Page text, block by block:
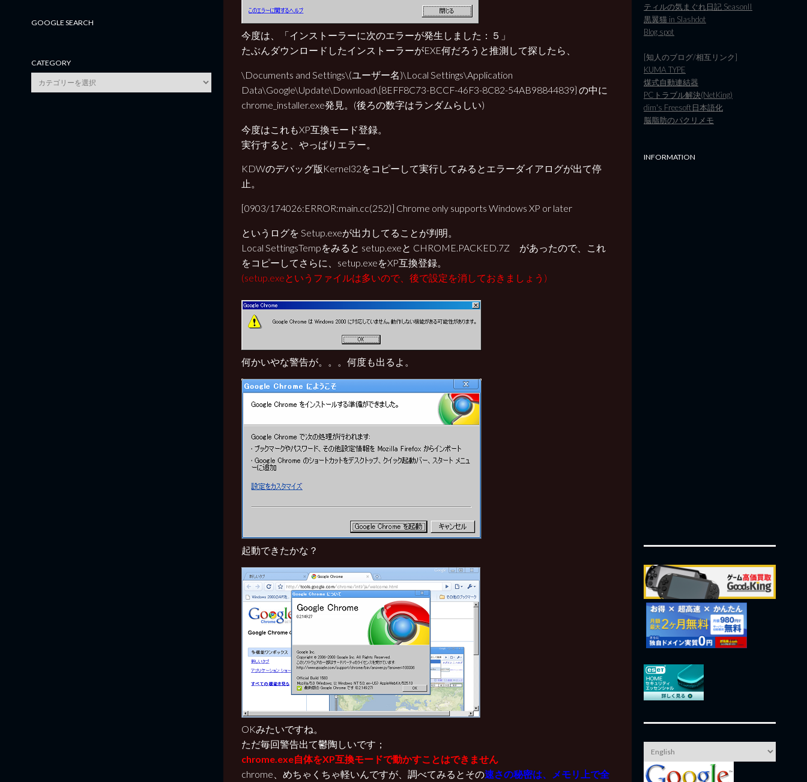
今度は、「インストーラーに次のエラーが発生しました：５」
たぶんダウンロードしたインストーラーがEXE何だろうと推測して探したら、
\Documents and Settings\(ユーザー名)\Local Settings\Application
Data\Google\Update\Download\{8EFF8C73-BCCF-46F3-8C82-54AB98844839} の中に
chrome_installer.exe発見。(後ろの数字はランダムらしい)
今度はこれもXP互換モード登録。
実行すると、やっぱりエラー。
KDWのデバッグ版Kernel32をコピーして実行してみるとエラーダイアログが出て停
止。
[0903/174026:ERROR:main.cc(252)] Chrome only supports Windows XP or later
というログを Setup.exeが出力してることが判明。
Local SettingsTempをみると setup.exeと CHROME.PACKED.7Z があったので、これ
をコピーしてさらに、setup.exeをXP互換登録。
(setup.exeというファイルは多いので、後で設定を消しておきましょう)
何かいやな警告が。。。何度も出るよ。
起動できたかな？
OKみたいですね。
ただ毎回警告出て鬱陶しいです；
chrome.exe自体をXP互換モードで動かすことはできません
chrome、めちゃくちゃ軽いんですが、調べてみるとその速さの秘密は、メモリ上で全
GOOGLE SEARCH
CATEGORY
category
ティルの気まぐれ日記 SeasonII
黒翼猫 in Slashdot
Blog spot
[知人のブログ/相互リンク]
KUMA TYPE
煤式自動連結器
PCトラブル解決(NetKing)
dim's Freesoft日本語化
脳脂肪のパクリメモ
INFORMATION